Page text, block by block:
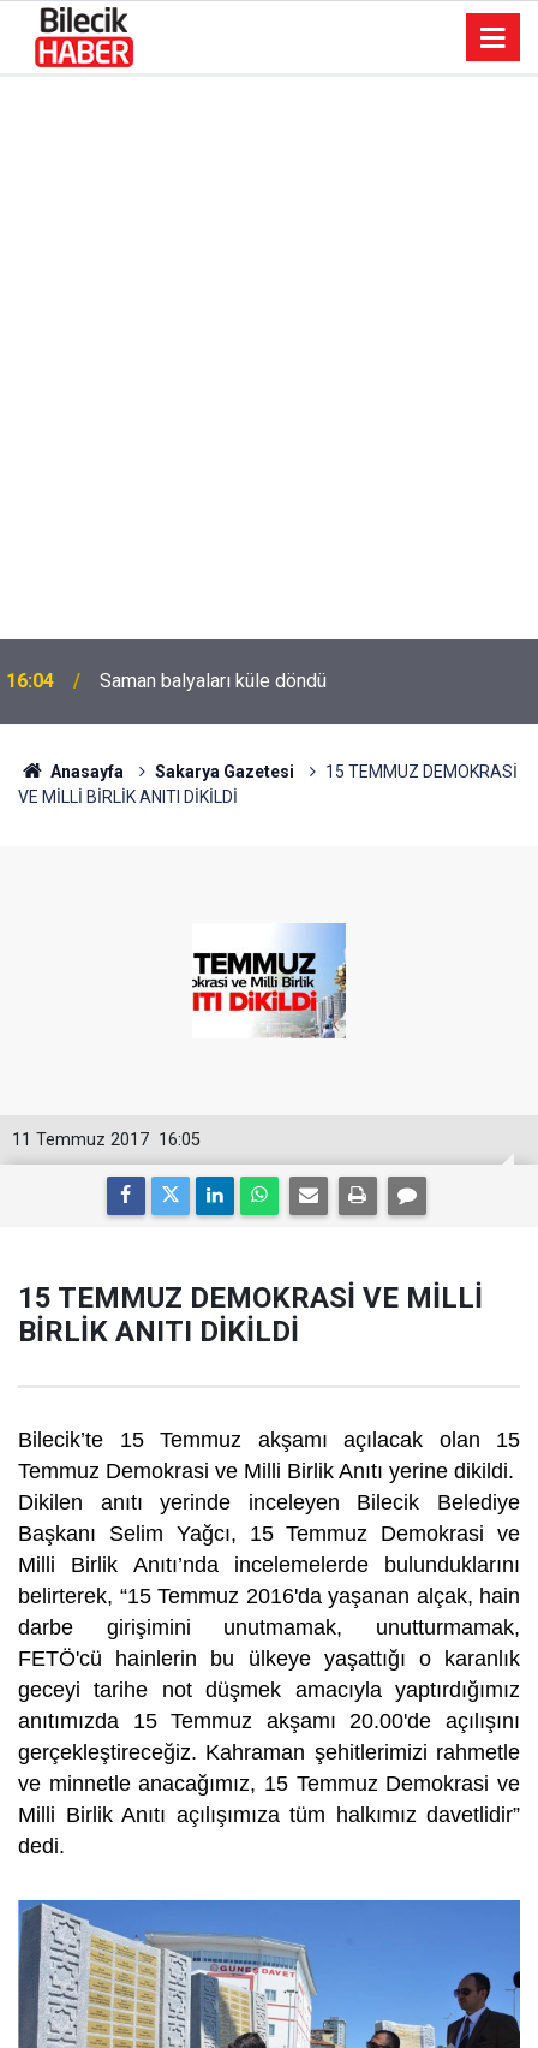
16:04 Saman balyaları küle döndü
Anasayfa Sakarya Gazetesi
15 TEMMUZ DEMOKRASİ
VE MİLLİ BİRLİK ANITI DİKİLDİ
16:05
11 Temmuz 2017
15 TEMMUZ DEMOKRASİ VE MİLLİ
BİRLİK ANITI DİKİLDİ
Bilecik’te 15 Temmuz akşamı açılacak olan 15
Temmuz Demokrasi ve Milli Birlik Anıtı yerine dikildi.
Dikilen anıtı yerinde inceleyen Bilecik Belediye
Başkanı Selim Yağcı, 15 Temmuz Demokrasi ve
Milli Birlik Anıtı’nda incelemelerde bulunduklarını
belirterek, “15 Temmuz 2016'da yaşanan alçak, hain
darbe girişimini unutmamak, unutturmamak,
FETÖ'cü hainlerin bu ülkeye yaşattığı o karanlık
geceyi tarihe not düşmek amacıyla yaptırdığımız
anıtımızda 15 Temmuz akşamı 20.00'de açılışını
gerçekleştireceğiz. Kahraman şehitlerimizi rahmetle
ve minnetle anacağımız, 15 Temmuz Demokrasi ve
Milli Birlik Anıtı açılışımıza tüm halkımız davetlidir”
dedi.